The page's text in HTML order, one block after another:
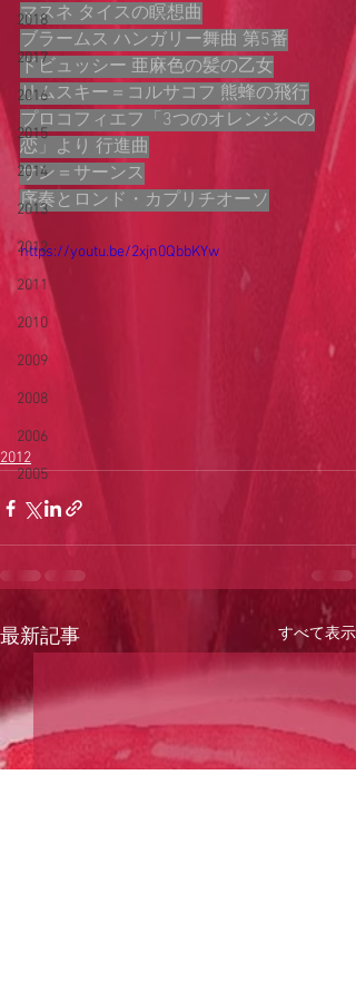
2018
2017
2016
2015
2014
2013
2012
2011
2010
2009
2008
2006
2005
マスネ タイスの瞑想曲
ブラームス ハンガリー舞曲 第5番
ドビュッシー 亜麻色の髪の乙女
リムスキー＝コルサコフ 熊蜂の飛行
プロコフィエフ「3つのオレンジへの
恋」より 行進曲
サン＝サーンス
序奏とロンド・カプリチオーソ
https://youtu.be/2xjn0QbbKYw
2012
最新記事 すべて表示